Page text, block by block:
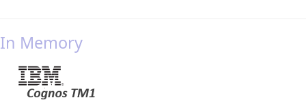
In Memory